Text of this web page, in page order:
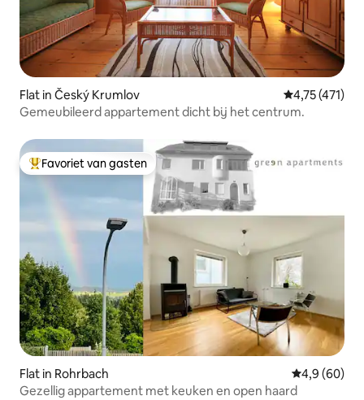
Flat in Český Krumlov Gemiddelde
4,75 (471)
Gemeubileerd appartement dicht bij het centrum.
Topfavoriet van gasten
Favoriet van gasten
Flat in Rohrbach Gemiddelde
4,9 (60)
Gezellig appartement met keuken en open haard